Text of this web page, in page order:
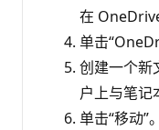
在
单击
创建一个新
户上与笔记
单击“移动”。